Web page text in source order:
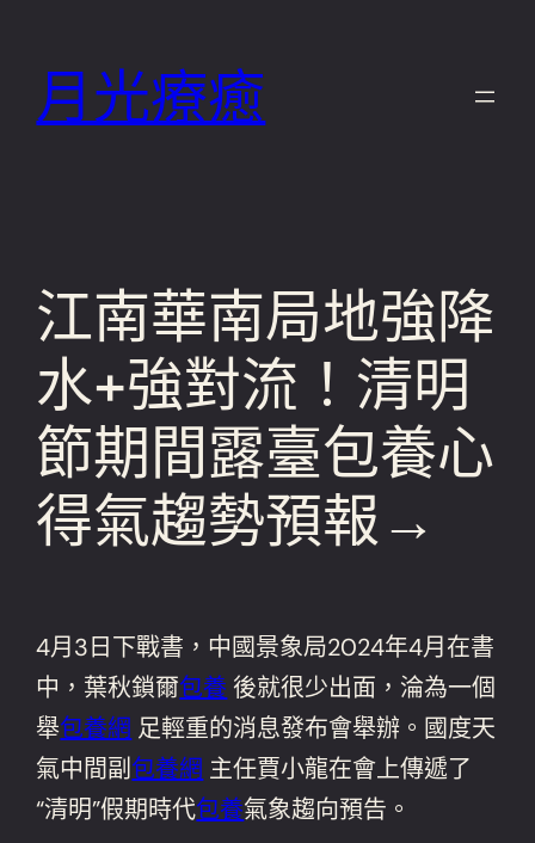
月光療癒
江南華南局地強降
水+強對流！清明
節期間露臺包養心
得氣趨勢預報→
4月3日下戰書，中國景象局2024年4月在書
中，葉秋鎖爾包養 後就很少出面，淪為一個
舉包養網 足輕重的消息發布會舉辦。國度天
氣中間副 包養網 主任賈小龍在會上傳遞了
“清明”假期時代包養氣象趨向預告。